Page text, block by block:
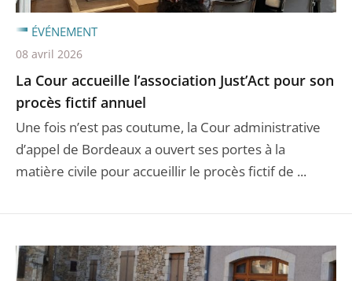
La Cour accueille l’association Just’Act pour son
procès fictif annuel
Une fois n’est pas coutume, la Cour administrative
d’appel de Bordeaux a ouvert ses portes à la
matière civile pour accueillir le procès fictif de ...
ÉVÉNEMENT
08 avril 2026